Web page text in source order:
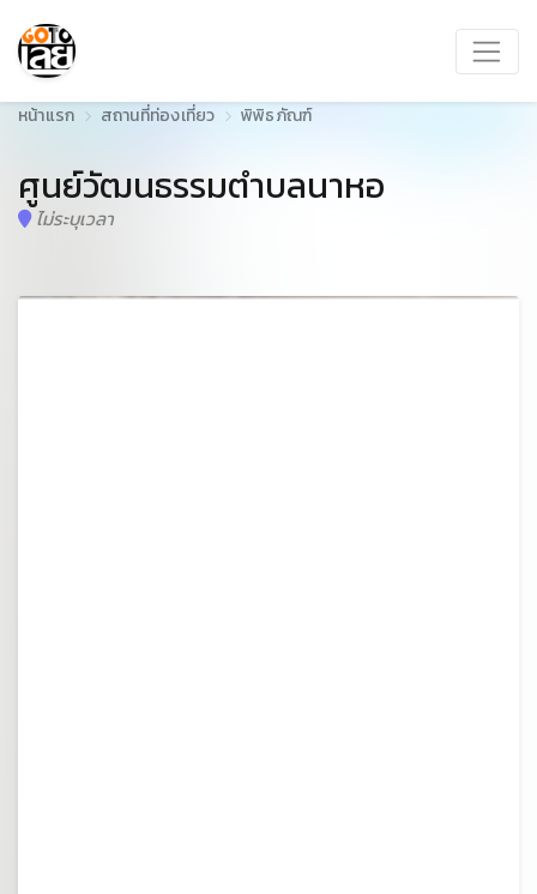
หน้าแรก สถานที่ท่องเที่ยว พิพิธภัณฑ์
ศูนย์วัฒนธรรมตำบลนาหอ
ไม่ระบุเวลา